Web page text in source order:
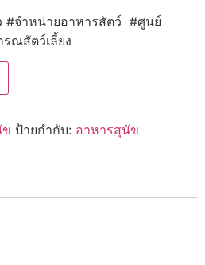
#จำหน่ายอาหารสัตว์ #ศูนย์
ณสัตว์เลี้ยง
ข ป้ายกำกับ: อาหารสุนัข